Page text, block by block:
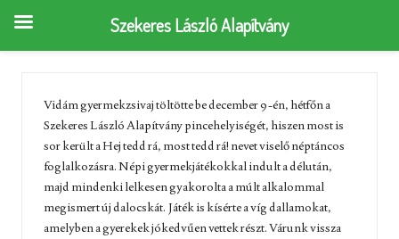
Vidám gyermekzsivaj töltötte be december 9-én, hétfőn a
Szekeres László Alapítvány pincehelyiségét, hiszen most is
sor került a Hej tedd rá, most tedd rá! nevet viselő néptáncos
foglalkozásra. Népi gyermekjátékokkal indult a délután,
majd mindenki lelkesen gyakorolta a múlt alkalommal
megismert új dalocskát. Játék is kísérte a víg dallamokat,
amelyben a gyerekek jókedvűen vettek részt. Várunk vissza
Szekeres László Alapítvány